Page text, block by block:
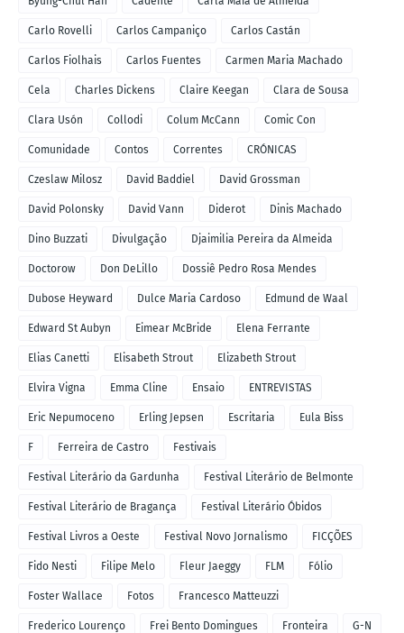
Carlo Rovelli Carlos Campaniço Carlos Castán
Carlos Fiolhais Carlos Fuentes Carmen Maria Machado
Cela Charles Dickens Claire Keegan Clara de Sousa
Clara Usón Collodi Colum McCann Comic Con
Comunidade Contos Correntes CRÓNICAS
Czeslaw Milosz David Baddiel David Grossman
David Polonsky David Vann Diderot Dinis Machado
Dino Buzzati Divulgação Djaimilia Pereira da Almeida
Doctorow Don DeLillo Dossiê Pedro Rosa Mendes
Dubose Heyward Dulce Maria Cardoso Edmund de Waal
Edward St Aubyn Eimear McBride Elena Ferrante
Elias Canetti Elisabeth Strout Elizabeth Strout
Elvira Vigna Emma Cline Ensaio ENTREVISTAS
Eric Nepumoceno Erling Jepsen Escritaria Eula Biss
F Ferreira de Castro Festivais
Festival Literário da Gardunha Festival Literário de Belmonte
Festival Literário de Bragança Festival Literário Óbidos
Festival Livros a Oeste Festival Novo Jornalismo FICÇÕES
Fido Nesti Filipe Melo Fleur Jaeggy FLM Fólio
Foster Wallace Fotos Francesco Matteuzzi
Frederico Lourenço Frei Bento Domingues Fronteira G-N